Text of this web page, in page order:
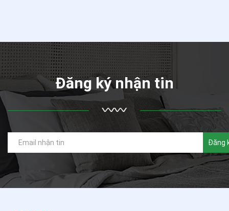
Đăng ký nhận tin
Đăng